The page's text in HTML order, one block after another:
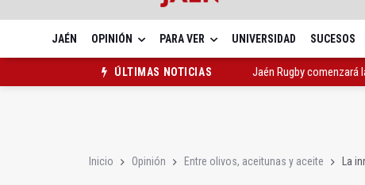
JAÉN OPINIÓN PARA VER UNIVERSIDAD SUCESOS
ÚLTIMAS NOTICIAS
Licitado el nuevo
Inicio Opinión Entre olivos, aceitunas y aceite La